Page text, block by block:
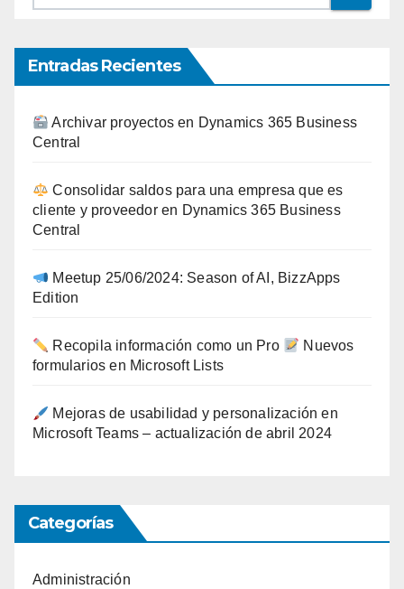
Entradas Recientes
Archivar proyectos en Dynamics 365 Business
Central
Consolidar saldos para una empresa que es
cliente y proveedor en Dynamics 365 Business
Central
Meetup 25/06/2024: Season of AI, BizzApps
Edition
Recopila información como un Pro
Nuevos
formularios en Microsoft Lists
Mejoras de usabilidad y personalización en
Microsoft Teams – actualización de abril 2024
Categorías
Administración